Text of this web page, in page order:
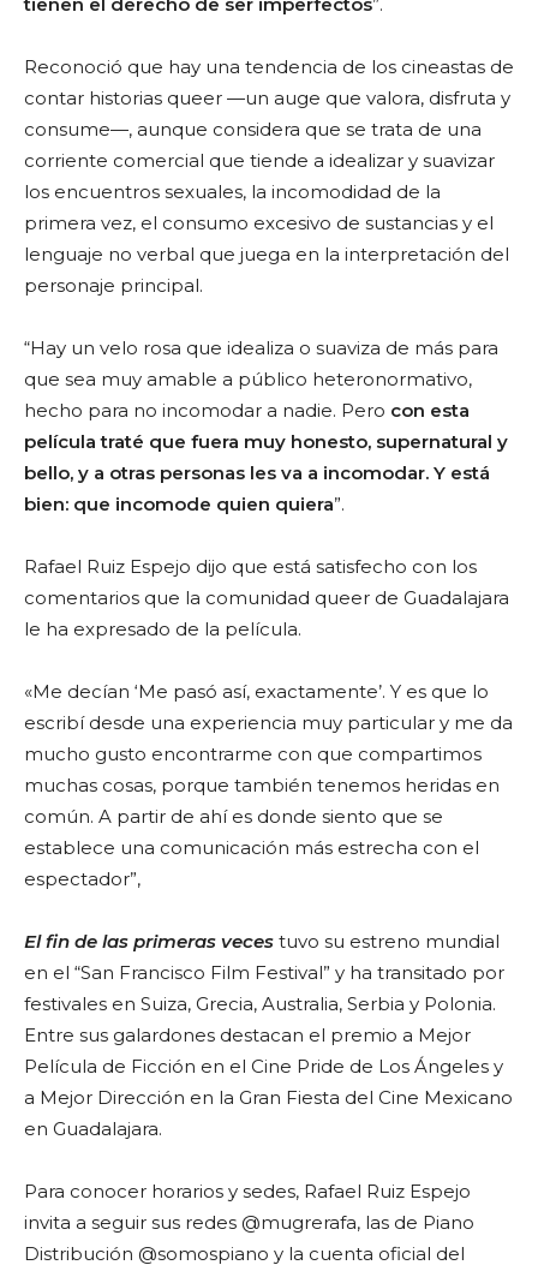
Reconoció que hay una tendencia de los cineastas de
contar historias queer —un auge que valora, disfruta y
consume—, aunque considera que se trata de una
corriente comercial que tiende a idealizar y suavizar
los encuentros sexuales, la incomodidad de la
primera vez, el consumo excesivo de sustancias y el
lenguaje no verbal que juega en la interpretación del
personaje principal.
“Hay un velo rosa que idealiza o suaviza de más para
que sea muy amable a público heteronormativo,
hecho para no incomodar a nadie. Pero con esta
película traté que fuera muy honesto, supernatural y
bello, y a otras personas les va a incomodar. Y está
bien: que incomode quien quiera”.
Rafael Ruiz Espejo dijo que está satisfecho con los
comentarios que la comunidad queer de Guadalajara
le ha expresado de la película.
«Me decían ‘Me pasó así, exactamente’. Y es que lo
escribí desde una experiencia muy particular y me da
mucho gusto encontrarme con que compartimos
muchas cosas, porque también tenemos heridas en
común. A partir de ahí es donde siento que se
establece una comunicación más estrecha con el
espectador”,
El fin de las primeras veces tuvo su estreno mundial
en el “San Francisco Film Festival” y ha transitado por
festivales en Suiza, Grecia, Australia, Serbia y Polonia.
Entre sus galardones destacan el premio a Mejor
Película de Ficción en el Cine Pride de Los Ángeles y
a Mejor Dirección en la Gran Fiesta del Cine Mexicano
en Guadalajara.
Para conocer horarios y sedes, Rafael Ruiz Espejo
invita a seguir sus redes @mugrerafa, las de Piano
Distribución @somospiano y la cuenta oficial del